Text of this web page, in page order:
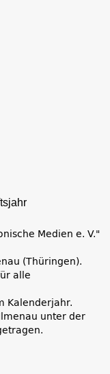
Medien e. V."
(Thüringen).
alle
Kalenderjahr.
unter der